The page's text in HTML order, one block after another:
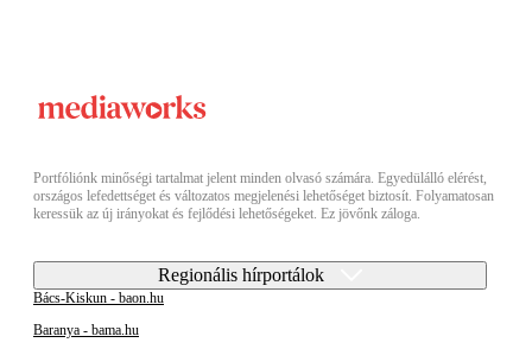
Portfóliónk minőségi tartalmat jelent minden olvasó számára. Egyedülálló elérést,
országos lefedettséget és változatos megjelenési lehetőséget biztosít. Folyamatosan
keressük az új irányokat és fejlődési lehetőségeket. Ez jövőnk záloga.
Regionális hírportálok
Bács-Kiskun - baon.hu
Baranya - bama.hu